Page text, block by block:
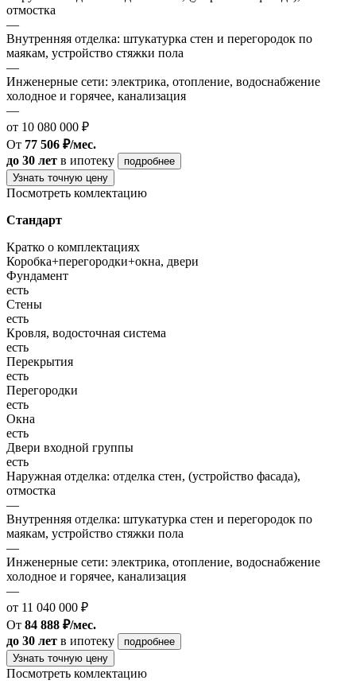
отмостка
—
Внутренняя отделка: штукатурка стен и перегородок по
маякам, устройство стяжки пола
—
Инженерные сети: электрика, отопление, водоснабжение
холодное и горячее, канализация
—
от 10 080 000 ₽
От 77 506 ₽/мес.
до 30 лет в ипотеку
подробнее
Узнать точную цену
Посмотреть комлектацию
Стандарт
Кратко о комплектациях
Коробка+перегородки+окна, двери
Фундамент
есть
Стены
есть
Кровля, водосточная система
есть
Перекрытия
есть
Перегородки
есть
Окна
есть
Двери входной группы
есть
Наружная отделка: отделка стен, (устройство фасада),
отмостка
—
Внутренняя отделка: штукатурка стен и перегородок по
маякам, устройство стяжки пола
—
Инженерные сети: электрика, отопление, водоснабжение
холодное и горячее, канализация
—
от 11 040 000 ₽
От 84 888 ₽/мес.
до 30 лет в ипотеку
подробнее
Узнать точную цену
Посмотреть комлектацию